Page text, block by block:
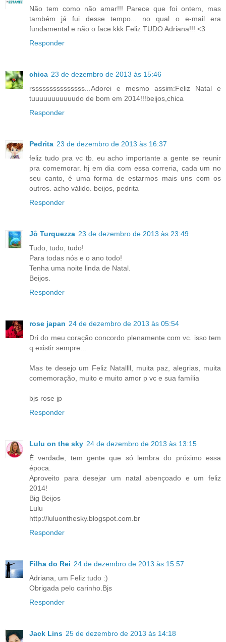
Não tem como não amar!!! Parece que foi ontem, mas
também já fui desse tempo... no qual o e-mail era
fundamental e não o face kkk Feliz TUDO Adriana!!! <3
Responder
chica 23 de dezembro de 2013 às 15:46
rsssssssssssssss...Adorei e mesmo assim:Feliz Natal e
tuuuuuuuuuuudo de bom em 2014!!!beijos,chica
Responder
Pedrita 23 de dezembro de 2013 às 16:37
feliz tudo pra vc tb. eu acho importante a gente se reunir
pra comemorar. hj em dia com essa correria, cada um no
seu canto, é uma forma de estarmos mais uns com os
outros. acho válido. beijos, pedrita
Responder
Jô Turquezza 23 de dezembro de 2013 às 23:49
Tudo, tudo, tudo!
Para todas nós e o ano todo!
Tenha uma noite linda de Natal.
Beijos.
Responder
rose japan 24 de dezembro de 2013 às 05:54
Dri do meu coração concordo plenamente com vc. isso tem
q existir sempre...
Mas te desejo um Feliz Natallll, muita paz, alegrias, muita
comemoração, muito e muito amor p vc e sua família
bjs rose jp
Responder
Lulu on the sky 24 de dezembro de 2013 às 13:15
É verdade, tem gente que só lembra do próximo essa
época.
Aproveito para desejar um natal abençoado e um feliz
2014!
Big Beijos
Lulu
http://luluonthesky.blogspot.com.br
Responder
Filha do Rei 24 de dezembro de 2013 às 15:57
Adriana, um Feliz tudo :)
Obrigada pelo carinho.Bjs
Responder
Jack Lins 25 de dezembro de 2013 às 14:18